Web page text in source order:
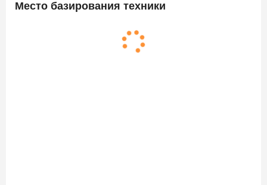
Место базирования техники